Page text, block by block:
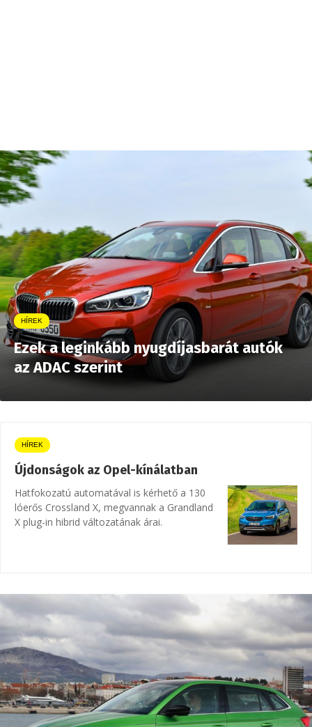
HÍREK
Ezek a leginkább nyugdíjasbarát autók
az ADAC szerint
HÍREK
Újdonságok az Opel-kínálatban
Hatfokozatú automatával is kérhető a 130
lóerős Crossland X, megvannak a Grandland
X plug-in hibrid változatának árai.